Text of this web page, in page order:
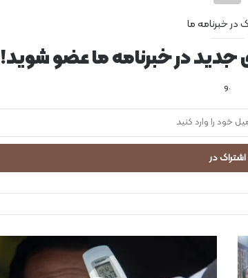
در خبرنامه ما
جدید در خبرنامه ما عضو شوید!
.و
ر